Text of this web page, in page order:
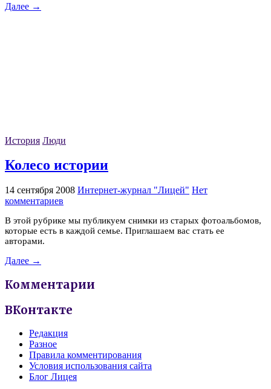
Далее →
История Люди
Колесо истории
14 сентября 2008 Интернет-журнал "Лицей" Нет
комментариев
В этой рубрике мы публикуем снимки из старых фотоальбомов,
которые есть в каждой семье. Приглашаем вас стать ее
авторами.
Далее →
Комментарии
ВКонтакте
Редакция
Разное
Правила комментирования
Условия использования сайта
Блог Лицея